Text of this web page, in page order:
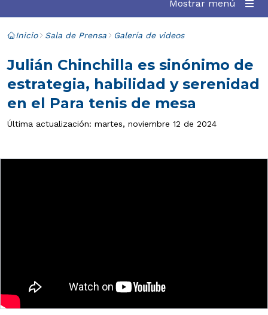
Mostrar menú
Inicio Sala de Prensa Galería de videos
Julián Chinchilla es sinónimo de
estrategia, habilidad y serenidad
en el Para tenis de mesa
Última actualización: martes, noviembre 12 de 2024